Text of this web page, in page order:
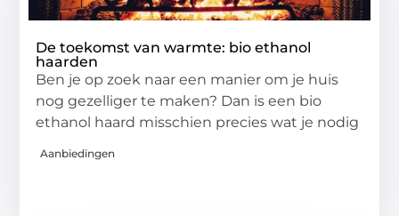
De toekomst van warmte: bio ethanol
haarden
Ben je op zoek naar een manier om je huis
nog gezelliger te maken? Dan is een bio
ethanol haard misschien precies wat je nodig
Aanbiedingen